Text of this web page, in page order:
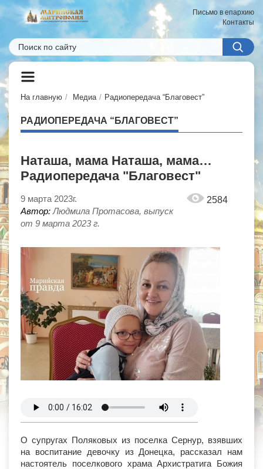
Письмо в епархию
Контакты
На главную Медиа Радиопередача “Благовест”
РАДИОПЕРЕДАЧА “БЛАГОВЕСТ”
Наташа, мама Наташа, мама…
Радиопередача "Благовест"
2584
9 марта 2023г.
Автор: Людмила Протасова, выпуск
от 9 марта 2023 г.
О супругах Поляковых из поселка Сернур, взявших
на воспитание девочку из Донецка, рассказал нам
настоятель поселкового храма Архистратига Божия